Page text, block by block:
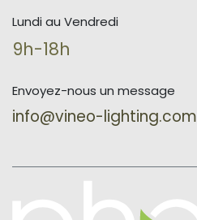
Lundi au Vendredi
9h-18h
Envoyez-nous un message
info@vineo-lighting.com